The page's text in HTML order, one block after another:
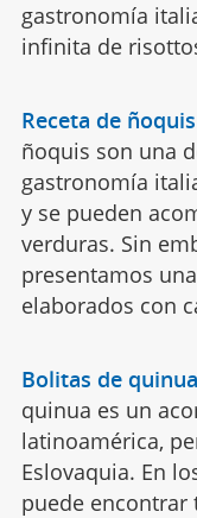
gastronomía
infinita de
Receta de
ñoquis son una
gastronomía
y se pueden
verduras. Sin
presentamos
elaborados con
Bolitas de
quinua es un
latinoamérica,
Eslovaquia. En
puede encontrar